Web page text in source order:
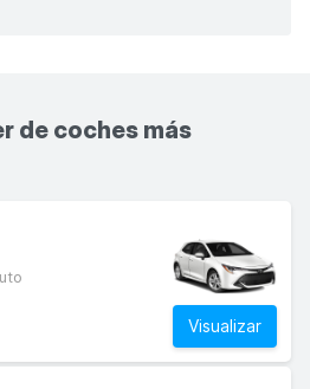
de coches más
Visualizar